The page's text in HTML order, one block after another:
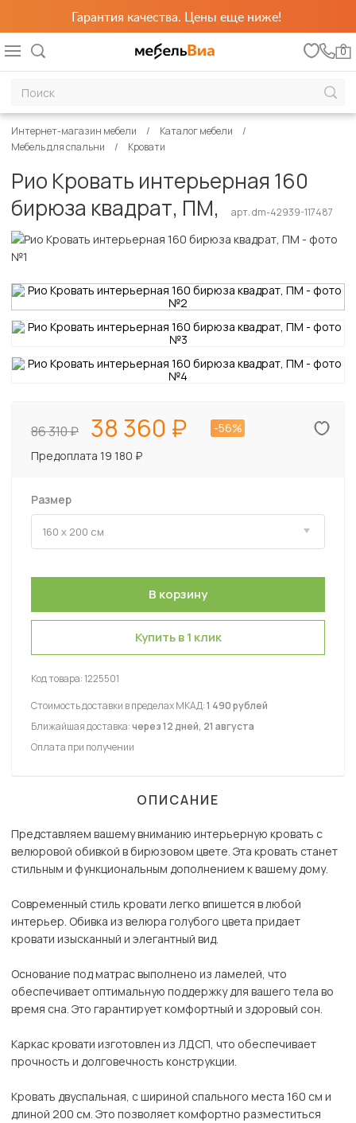
Гарантия качества. Цены еще ниже!
0
Интернет-магазин мебели
Каталог мебели
Мебель для спальни
Кровати
Рио Кровать интерьерная 160
бирюза квадрат, ПМ,
арт. dm-42939-117487
86 310 38 360
-56%
Предоплата 19 180 ₽
Размер
Купить в 1 клик
Код товара:1225501
Стоимость доставки в пределах МКАД:1 490 рублей
Ближайшая доставка:через 12 дней, 21 августа
Оплата при получении
ОПИСАНИЕ
Представляем вашему вниманию интерьерную кровать с
велюровой обивкой в бирюзовом цвете. Эта кровать станет
стильным и функциональным дополнением к вашему дому.
Современный стиль кровати легко впишется в любой
интерьер. Обивка из велюра голубого цвета придает
кровати изысканный и элегантный вид.
Основание под матрас выполнено из ламелей, что
обеспечивает оптимальную поддержку для вашего тела во
время сна. Это гарантирует комфортный и здоровый сон.
Каркас кровати изготовлен из ЛДСП, что обеспечивает
прочность и долговечность конструкции.
Кровать двуспальная, с шириной спального места 160 см и
длиной 200 см. Это позволяет комфортно разместиться